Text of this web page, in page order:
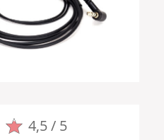
4,5 / 5